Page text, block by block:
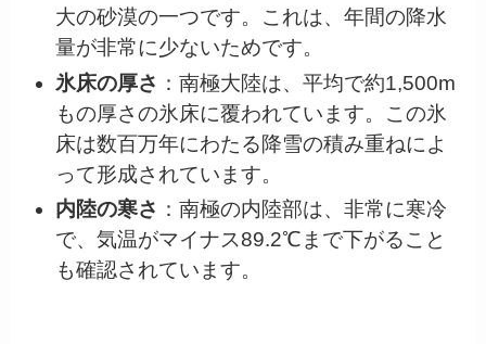
大の砂漠の一つです。これは、年間の降水
量が非常に少ないためです。
氷床の厚さ ：南極大陸は、平均で約1,500m
もの厚さの氷床に覆われています。この氷
床は数百万年にわたる降雪の積み重ねによ
って形成されています。
内陸の寒さ ：南極の内陸部は、非常に寒冷
で、気温がマイナス89.2℃まで下がること
も確認されています。